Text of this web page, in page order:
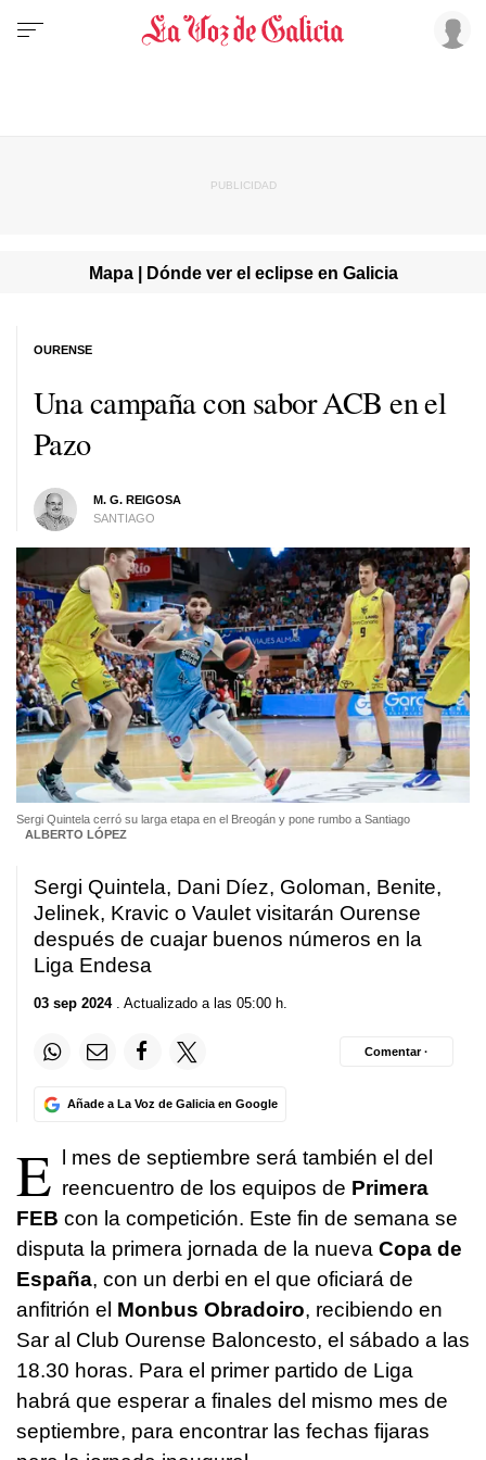
Mapa | Dónde ver el eclipse en Galicia
Una campaña con sabor ACB en el
Pazo
M. G. REIGOSA
SANTIAGO
OURENSE
Sergi Quintela cerró su larga etapa en el Breogán y pone rumbo a Santiago
ALBERTO LÓPEZ
Sergi Quintela, Dani Díez, Goloman, Benite,
Jelinek, Kravic o Vaulet visitarán Ourense
después de cuajar buenos números en la
Liga Endesa
03 sep 2024. Actualizado a las 05:00 h.
Añade a La Voz de Galicia en Google
Comentar ·
E
l mes de septiembre será también el del
reencuentro de los equipos de Primera
FEB con la competición. Este fin de semana se
disputa la primera jornada de la nueva Copa de
España, con un derbi en el que oficiará de
anfitrión el Monbus Obradoiro, recibiendo en
Sar al Club Ourense Baloncesto, el sábado a las
18.30 horas. Para el primer partido de Liga
habrá que esperar a finales del mismo mes de
septiembre, para encontrar las fechas fijaras